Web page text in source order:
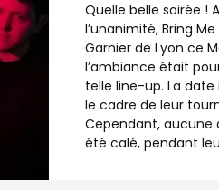
Quelle belle soirée !
l’unanimité, Bring
Garnier de Lyon ce
l’ambiance était
telle line-up. La
le cadre de leur
Cependant, aucune
été calé, pendant